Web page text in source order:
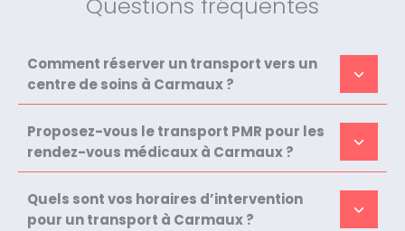
Questions fréquentes
Comment réserver un transport vers un
centre de soins à Carmaux ?
Proposez-vous le transport PMR pour les
rendez-vous médicaux à Carmaux ?
Quels sont vos horaires d’intervention
pour un transport à Carmaux ?